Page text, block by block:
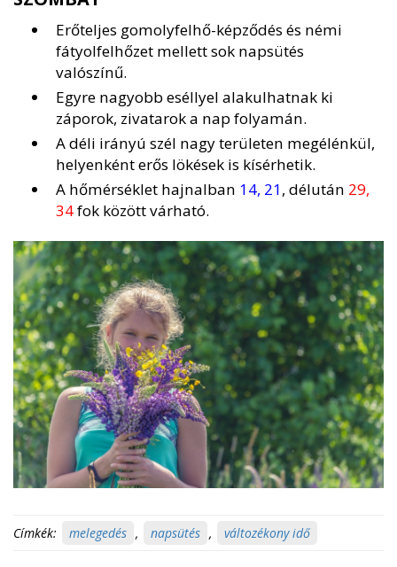
Erőteljes gomolyfelhő-képződés és némi
fátyolfelhőzet mellett sok napsütés
valószínű.
Egyre nagyobb eséllyel alakulhatnak ki
záporok, zivatarok a nap folyamán.
A déli irányú szél nagy területen megélénkül,
helyenként erős lökések is kísérhetik.
A hőmérséklet hajnalban 14, 21, délután 29,
34fok között várható.
Címkék: melegedés , napsütés , változékony idő